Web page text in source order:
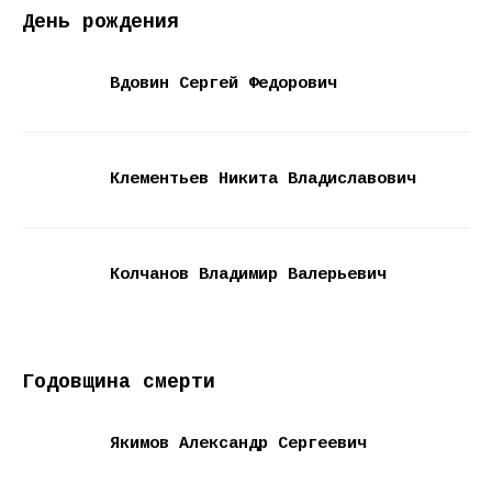
День рождения
Вдовин Сергей Федорович
Клементьев Никита Владиславович
Колчанов Владимир Валерьевич
Годовщина смерти
Якимов Александр Сергеевич